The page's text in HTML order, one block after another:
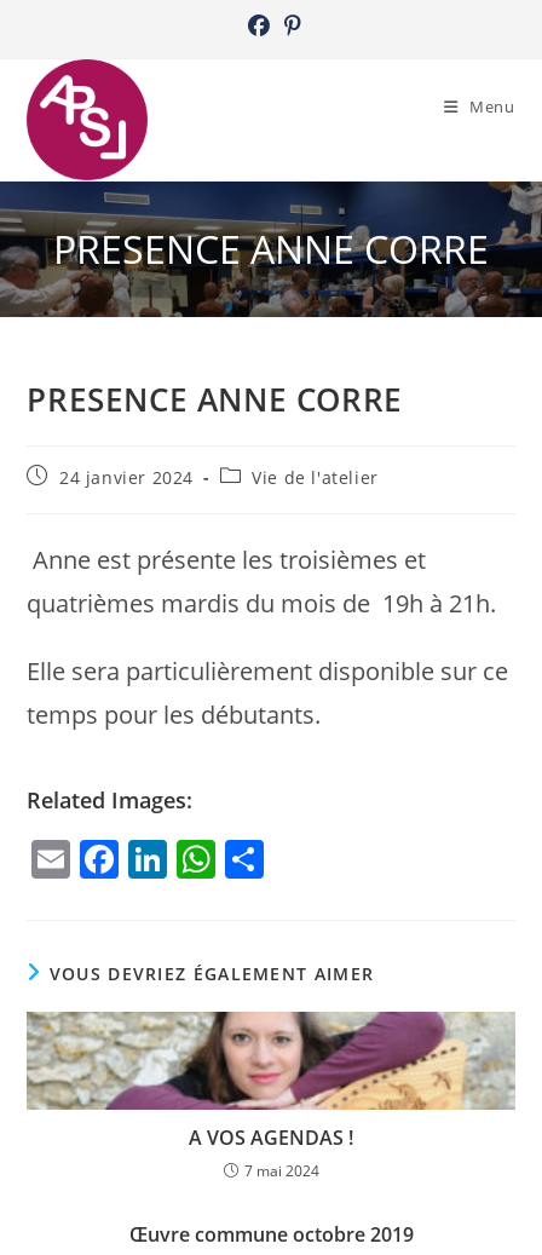
content
Menu
PRESENCE ANNE CORRE
PRESENCE ANNE CORRE
Publication
24 janvier 2024
PostVie de l'atelier
Anne est présente les troisièmes et
quatrièmes mardis du mois de 19h à 21h.
Elle sera particulièrement disponible sur ce
temps pour les débutants.
Related Images:
E
l
F
e
b
o
o
Li
e
dI
n
W
s
A
p
p
g
er
VOUS DEVRIEZ ÉGALEMENT AIMER
A VOS AGENDAS !
7 mai 2024
Œuvre commune octobre 2019